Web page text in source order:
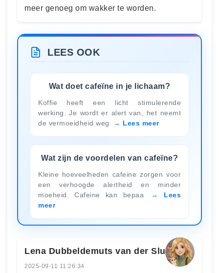
meer genoeg om wakker te worden.
LEES OOK
Wat doet cafeïne in je lichaam?
Koffie heeft een licht stimulerende
werking. Je wordt er alert van, het neemt
de vermoeidheid weg
Lees meer
Wat zijn de voordelen van cafeïne?
Kleine hoeveelheden cafeine zorgen voor
een verhoogde alertheid en minder
moeheid. Cafeine kan bepaa
Lees
meer
Lena Dubbeldemuts van der Sluys
2025-09-11 11:26:34